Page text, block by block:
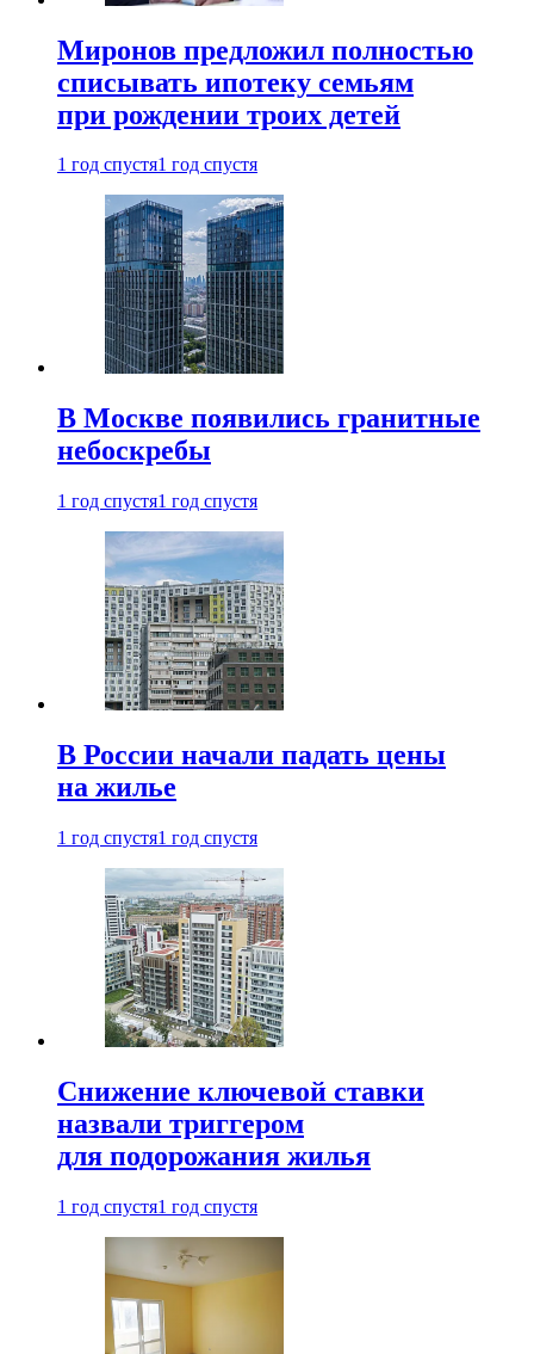
Миронов предложил полностью
списывать ипотеку семьям
при рождении троих детей
1 год спустя1 год спустя
В Москве появились гранитные
небоскребы
1 год спустя1 год спустя
В России начали падать цены
на жилье
1 год спустя1 год спустя
Снижение ключевой ставки
назвали триггером
для подорожания жилья
1 год спустя1 год спустя